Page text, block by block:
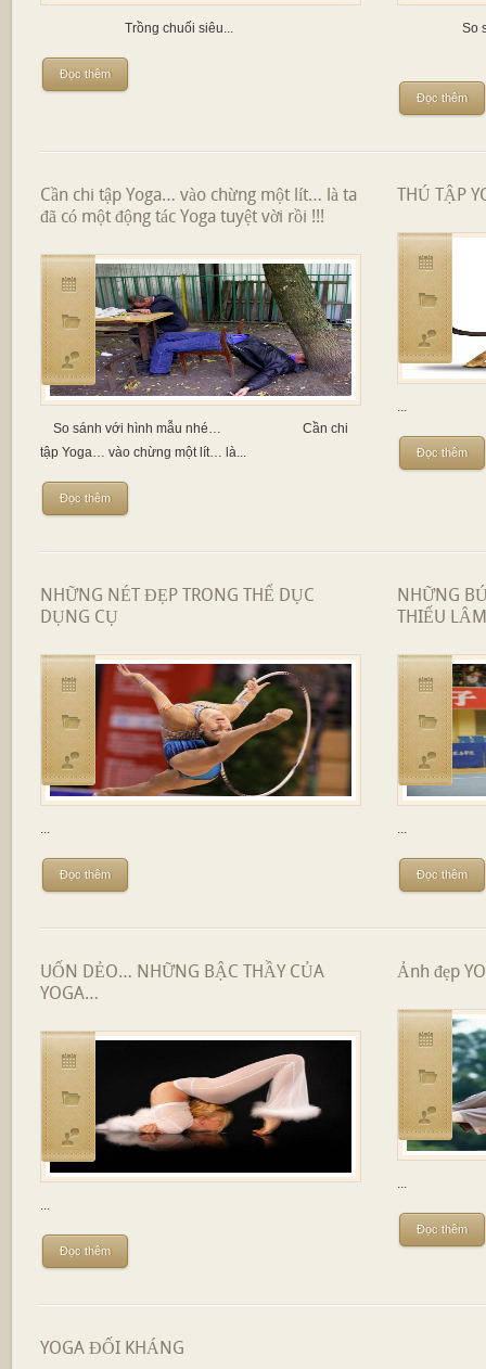
Trồng chuối siêu...
Đọc thêm
So sánh
Đọc thêm
Cần chi tập Yoga… vào chừng một lít… là ta
đã có một động tác Yoga tuyệt vời rồi !!!
So sánh với hình mẫu nhé… Cần chi
tập Yoga… vào chừng một lít… là...
Đọc thêm
THÚ TẬP
...
Đọc thêm
NHỮNG NÉT ĐẸP TRONG THỂ DỤC
DỤNG CỤ
...
Đọc thêm
NHỮNG
THIẾU
...
Đọc thêm
UỐN DẺO… NHỮNG BẬC THẦY CỦA
YOGA…
...
Đọc thêm
Ảnh đẹp
...
Đọc thêm
YOGA ĐỐI KHÁNG